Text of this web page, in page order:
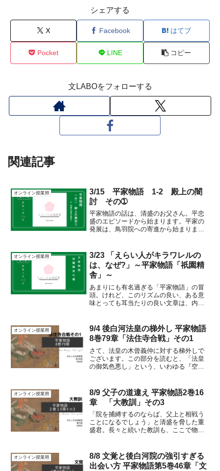
シェアする
X Facebook はてブ
Pocket LINE コピー
文LABOをフォローする
関連記事
オンライン授業用
3/15 平家物語 1-2 殿上の闇
討 その➀
平家物語の話は、清盛のお父さん。平忠
盛のエピソードから始まります。平家の
発展は、鳥羽院への寄進から始まりまし
ものすごい規模です。中央に、一体。左
右両脇に、500体の...
オンライン授業用
3/23 「えらい人がキラワレルの
は、なぜ?」～平家物語「祇園精
舎」～
あまりにも有名過ぎる「平家物語」の冒
頭。けれど、このリズムの良い、ある意
味とっても耳当たりの良い文章は、内容
最初と最後で、この文章のイメージが変
わったならば。この文章を...
オンライン授業用
9/4 後白河法皇の梯外し 平家物語
8巻79章「法住寺合戦」その1
さて、法皇の木曾義仲に対する梯外しで
ございます。この部分を読むと、「法皇
の御気色悪し」という、いわゆる『空気
のならばその「京の常識」を義仲が知ら
ずに都に入ってしまったこ...
オンライン授業用
8/9 父子の道違え 平家物語2巻16
章 「大教訓」その3
「院を捕縛するのならば、父上と相戦う
ことになるでしょう」と清盛を脅した重
盛君。長々と続いた教訓も、ここで物別
らぬ重盛に対する愛情がにじみ出ていま
すが、物語を構成する意味...
オンライン授業用
8/8 文覚と後白河院の強引すぎる
出会い方 平家物語第5巻46章「文